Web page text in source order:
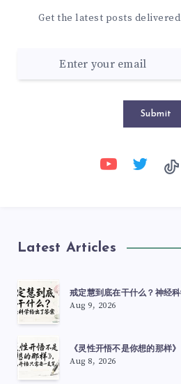
Get the latest posts
Submit
Latest Articles
戒定慧到底在干什么？神经科
Aug 9, 2026
《灵性开悟不是你想的那样
Aug 8, 2026